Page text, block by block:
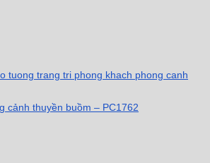
cảnh thuyền buồm – PC1762